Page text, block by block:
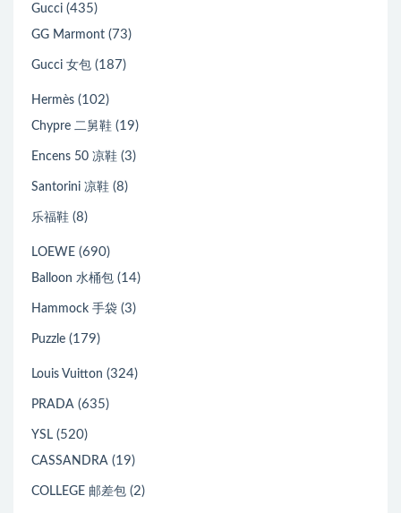
Gucci (435)
GG Marmont (73)
Gucci 女包 (187)
Hermès (102)
Chypre 二舅鞋 (19)
Encens 50 凉鞋 (3)
Santorini 凉鞋 (8)
乐福鞋 (8)
LOEWE (690)
Balloon 水桶包 (14)
Hammock 手袋 (3)
Puzzle (179)
Louis Vuitton (324)
PRADA (635)
YSL (520)
CASSANDRA (19)
COLLEGE 邮差包 (2)